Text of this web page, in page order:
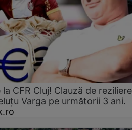
CFR Cluj! Clauză de reziliere
Varga pe următorii 3 ani.